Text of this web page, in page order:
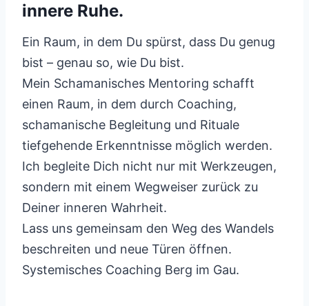
innere Ruhe.
Ein Raum, in dem Du spürst, dass Du genug
bist – genau so, wie Du bist.
Mein Schamanisches Mentoring schafft
einen Raum, in dem durch Coaching,
schamanische Begleitung und Rituale
tiefgehende Erkenntnisse möglich werden.
Ich begleite Dich nicht nur mit Werkzeugen,
sondern mit einem Wegweiser zurück zu
Deiner inneren Wahrheit.
Lass uns gemeinsam den Weg des Wandels
beschreiten und neue Türen öffnen.
Systemisches Coaching Berg im Gau.